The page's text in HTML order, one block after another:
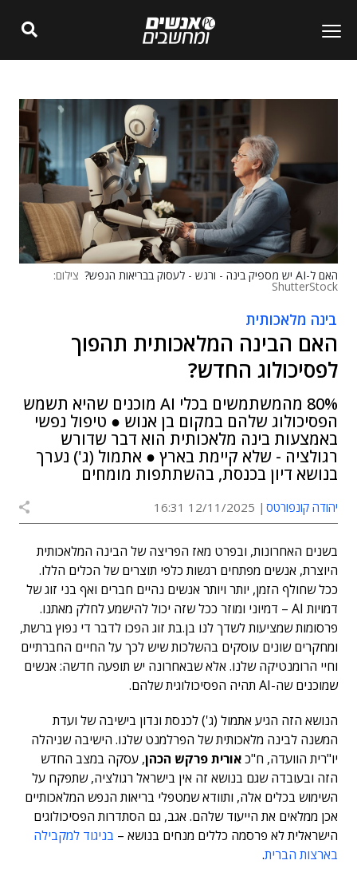
האם ל-AI יש מספיק בינה - ורגש - לעסוק בבריאות הנפש? צילום:
ShutterStock
בינה מלאכותית
האם הבינה המלאכותית תהפוך
לפסיכולוג החדש?
80% מהמשתמשים בכלי AI מוכנים שהיא תשמש
הפסיכולוג שלהם במקום בן אנוש ● טיפול נפשי
באמצעות בינה מלאכותית הוא דבר שדורש
רגולציה - שלא קיימת בארץ ● אתמול (ג') נערך
בנושא דיון בכנסת, בהשתתפות מומחים
יהודה קונפורטס 12/11/2025 16:31
בשנים האחרונות, ובפרט מאז הפריצה של הבינה המלאכותית
היוצרת, אנשים מפתחים רגשות כלפי תוצרים של הכלים הללו.
ככל שחולף הזמן, יותר ויותר אנשים נהיים חברים ואף בני זוג של
דמויות AI – דמיוני ומוזר ככל שזה יכול להישמע לחלק מאתנו.
פרסומות שמציעות לשדך לנו בן.בת זוג הפכו לדבר די נפוץ ברשת,
ומחקרים שונים עוסקים בהשלכות שיש לכך על החיים החברתיים
וחיי הרומנטיקה שלנו. אלא שבאחרונה יש תופעה חדשה: אנשים
שמוכנים שה-AI תהיה הפסיכולוגית שלהם.
הנושא הזה הגיע אתמול (ג') לכנסת ונדון בישיבה של ועדת
המשנה לבינה מלאכותית של הפרלמנט שלנו. הישיבה שניהלה
יו"רית הוועדה, ח"כאורית פרקש הכהן, עסקה במצב החדש
הזה ובעובדה שגם בנושא זה אין בישראל רגולציה, שתפקח על
השימוש בכלים אלה, ותוודא שמטפלי בריאות הנפש המלאכותיים
אכן ממלאים את הייעוד שלהם. אגב, גם הסתדרות הפסיכולוגים
הישראלית לא פרסמה כללים מנחים בנושא – בניגוד למקבילה
בארצות הברית.